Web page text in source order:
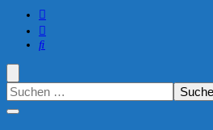
Suchen
nach: